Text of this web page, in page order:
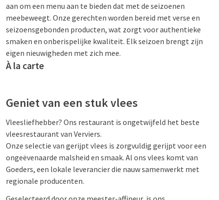
aan om een menu aan te bieden dat met de seizoenen
meebeweegt. Onze gerechten worden bereid met verse en
seizoensgebonden producten, wat zorgt voor authentieke
smaken en onberispelijke kwaliteit. Elk seizoen brengt zijn
eigen nieuwigheden met zich mee.
À la carte
Geniet van een stuk vlees
Vleesliefhebber? Ons restaurant is ongetwijfeld het beste
vleesrestaurant van Verviers.
Onze selectie van gerijpt vlees is zorgvuldig gerijpt voor een
ongeëvenaarde malsheid en smaak. Al ons vlees komt van
Goeders, een lokale leverancier die nauw samenwerkt met
regionale producenten.